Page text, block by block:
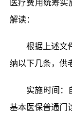
医疗费用统筹实
解读：
根据上述文
纳以下几条，供
实施时间：
基本医保普通门